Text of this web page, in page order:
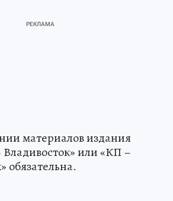
материалов издания
или «КП –
обязательна.